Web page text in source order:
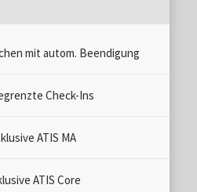
mit autom. Beendigung
Check-Ins
ATIS MA
ATIS Core